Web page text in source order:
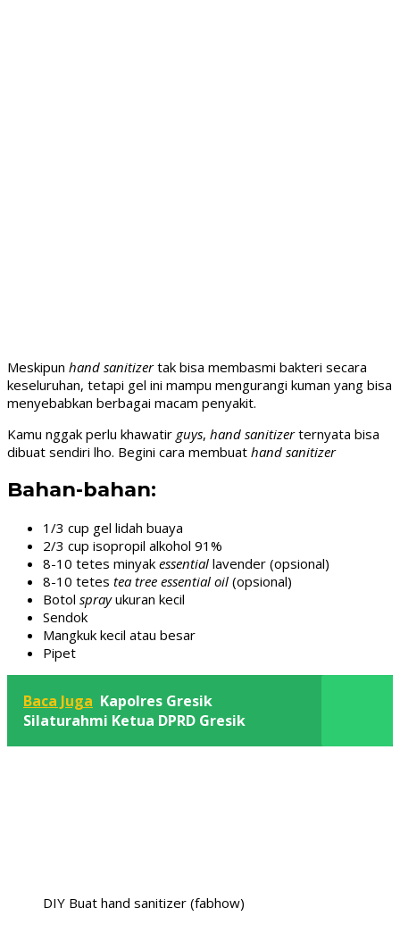
Meskipun hand sanitizertak bisa membasmi bakteri secara
keseluruhan, tetapi gel ini mampu mengurangi kuman yang bisa
menyebabkan berbagai macam penyakit.
Kamu nggak perlu khawatir guys, hand sanitizerternyata bisa
dibuat sendiri lho. Begini cara membuat hand sanitizer
Bahan-bahan:
1/3 cup gel lidah buaya
2/3 cup isopropil alkohol 91%
8-10 tetes minyak essential lavender (opsional)
8-10 tetes tea tree essential oil (opsional)
Botol sprayukuran kecil
Sendok
Mangkuk kecil atau besar
Pipet
Baca Juga Kapolres Gresik
Silaturahmi Ketua DPRD Gresik
DIY Buat hand sanitizer (fabhow)